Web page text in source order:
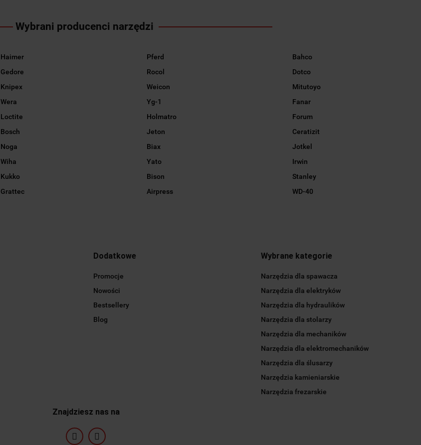
Wybrani producenci narzędzi
Haimer
Gedore
Knipex
Wera
Loctite
Bosch
Noga
Wiha
Kukko
Grattec
Pferd
Rocol
Weicon
Yg-1
Holmatro
Jeton
Biax
Yato
Bison
Airpress
Bahco
Dotco
Mitutoyo
Fanar
Forum
Ceratizit
Jotkel
Irwin
Stanley
WD-40
Dodatkowe
Promocje
Nowości
Bestsellery
Blog
Wybrane kategorie
Narzędzia dla spawacza
Narzędzia dla elektryków
Narzędzia dla hydraulików
Narzędzia dla stolarzy
Narzędzia dla mechaników
Narzędzia dla elektromechaników
Narzędzia dla ślusarzy
Narzędzia kamieniarskie
Narzędzia frezarskie
Znajdziesz nas na